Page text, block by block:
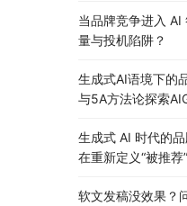
当品牌竞争进入 AI
量与投机陷阱？
生成式AI语境下的
与5A方法论探索
生成式 AI 时代的
在重新定义“被推荐
软文发稿没效果？